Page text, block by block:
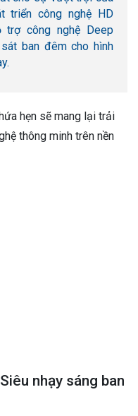
triển công nghệ HD
trợ công nghệ Deep
ban đêm cho hình
hẹn sẽ mang lại trải
thông minh trên nền
nhạy sáng ban